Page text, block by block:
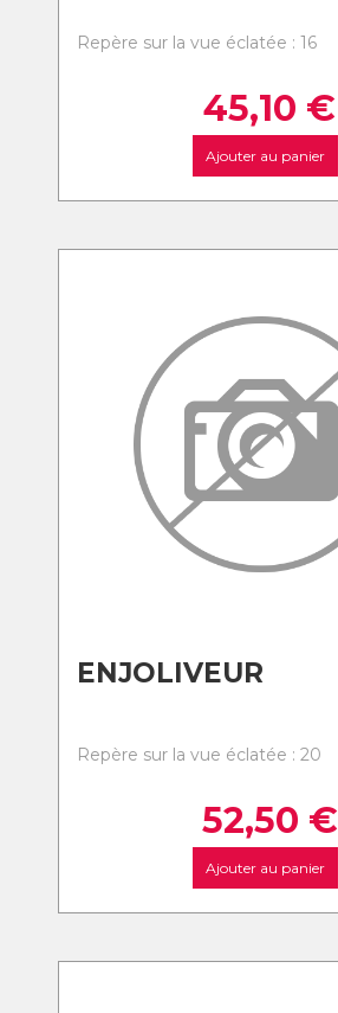
Repère sur la vue éclatée : 16
45,10 €
Ajouter au panier
ENJOLIVEUR
Repère sur la vue éclatée : 20
52,50 €
Ajouter au panier